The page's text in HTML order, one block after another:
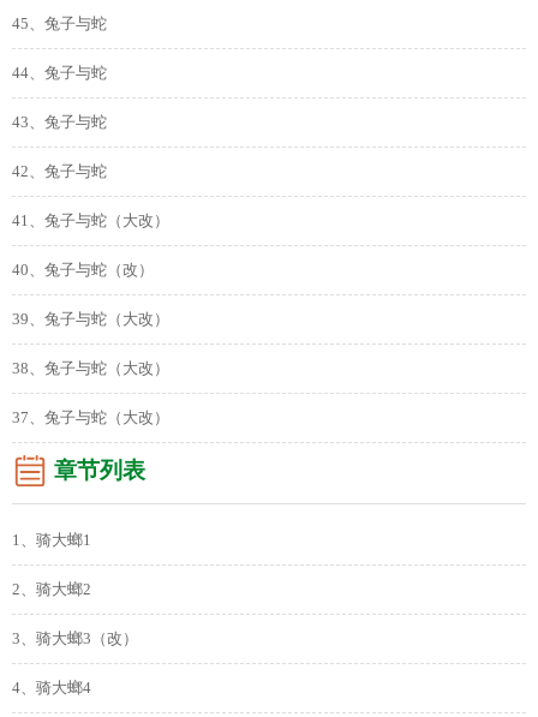
45、兔子与蛇
44、兔子与蛇
43、兔子与蛇
42、兔子与蛇
41、兔子与蛇（大改）
40、兔子与蛇（改）
39、兔子与蛇（大改）
38、兔子与蛇（大改）
37、兔子与蛇（大改）
章节列表
1、骑大螂1
2、骑大螂2
3、骑大螂3（改）
4、骑大螂4